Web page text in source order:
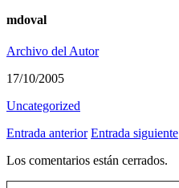
mdoval
Archivo del Autor
17/10/2005
Uncategorized
Entrada anterior Entrada siguiente
Los comentarios están cerrados.
Escribe tu correo electrónico…